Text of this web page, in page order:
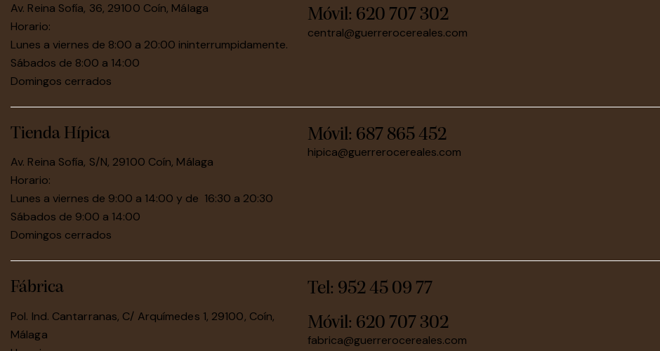
Av. Reina Sofía, 36, 29100 Coín, Málaga
Horario:
Lunes a viernes de 8:00 a 20:00 ininterrumpidamente.
Sábados de 8:00 a 14:00
Domingos cerrados
Móvil: 620 707 302
central@guerrerocereales.com
Tienda Hípica
Av. Reina Sofía, S/N, 29100 Coín, Málaga
Horario:
Lunes a viernes de 9:00 a 14:00 y de 16:30 a 20:30
Sábados de 9:00 a 14:00
Domingos cerrados
Móvil: 687 865 452
hipica@guerrerocereales.com
Fábrica
Pol. Ind. Cantarranas, C/ Arquímedes 1, 29100, Coín,
Málaga
Tel: 952 45 09 77
Móvil: 620 707 302
fabrica@guerrerocereales.com